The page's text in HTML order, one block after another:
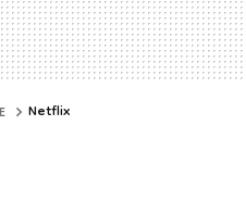
Netflix